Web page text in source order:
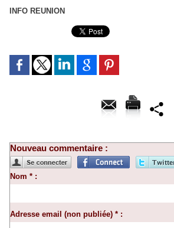
INFO REUNION
Nouveau commentaire :
Nom * :
Adresse email (non publiée) * :